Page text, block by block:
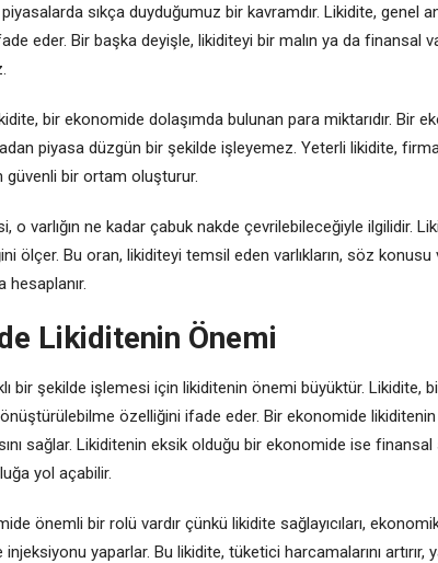
sıkça duyduğumuz bir kavramdır. Likidite, genel
eder. Bir başka deyişle, likiditeyi bir malın ya da finansal
bir ekonomide dolaşımda bulunan para miktarıdır. Bir
piyasa düzgün bir şekilde işleyemez. Yeterli likidite,
güvenli bir ortam oluşturur.
o varlığın ne kadar çabuk nakde çevrilebileceğiyle ilgilidir.
ölçer. Bu oran, likiditeyi temsil eden varlıkların, söz konusu
hesaplanır.
Likiditenin Önemi
bir şekilde işlemesi için likiditenin önemi büyüktür. Likidite,
özelliğini ifade eder. Bir ekonomide
sağlar. Likiditenin eksik olduğu bir ekonomide ise
yol açabilir.
önemli bir rolü vardır çünkü likidite sağlayıcıları,
yaparlar. Bu likidite, tüketici harcamalarını artırır,